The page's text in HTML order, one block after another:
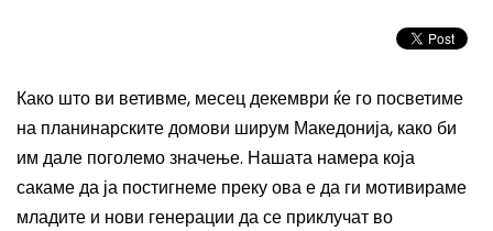
Како што ви ветивме, месец декември ќе го посветиме
на планинарските домови ширум Македонија, како би
им дале поголемо значење. Нашата намера која
сакаме да ја постигнеме преку ова е да ги мотивираме
младите и нови генерации да се приклучат во